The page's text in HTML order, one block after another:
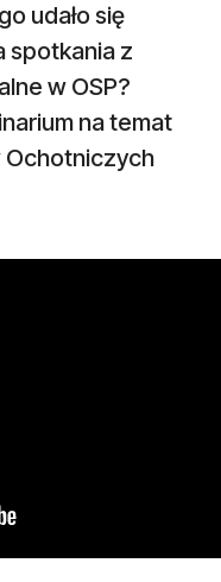
udało się
spotkania z
w OSP?
na temat